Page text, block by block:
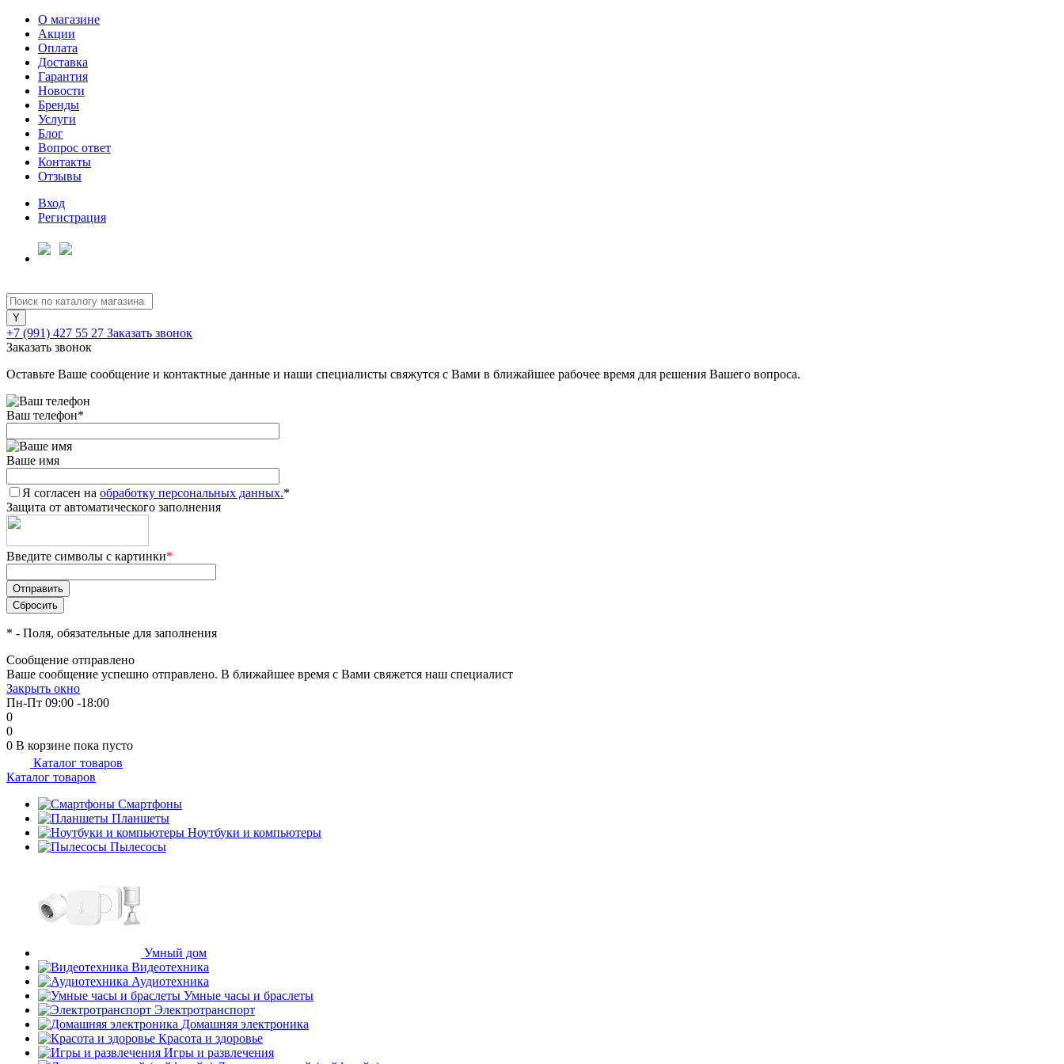
О магазине
Акции
Оплата
Доставка
Гарантия
Новости
Бренды
Услуги
Блог
Вопрос ответ
Контакты
Отзывы
Вход
Регистрация
+7 (991) 427 55 27 Заказать звонок
Заказать звонок
Оставьте Ваше сообщение и контактные данные и наши специалисты свяжутся с Вами в ближайшее рабочее время для решения Вашего вопроса.
Ваш телефон*
Ваше имя
Я согласен на обработку персональных данных.*
Защита от автоматического заполнения
Введите символы с картинки*
* - Поля, обязательные для заполнения
Сообщение отправлено
Ваше сообщение успешно отправлено. В ближайшее время с Вами свяжется наш специалист
Закрыть окно
Пн-Пт 09:00 -18:00
0
0
0 В корзине пока пусто
Каталог товаров
Каталог товаров
Смартфоны
Планшеты
Ноутбуки и компьютеры
Пылесосы
Умный дом
Видеотехника
Аудиотехника
Умные часы и браслеты
Электротранспорт
Домашняя электроника
Красота и здоровье
Игры и развлечения
на частибез переплат
25% картой любого банка